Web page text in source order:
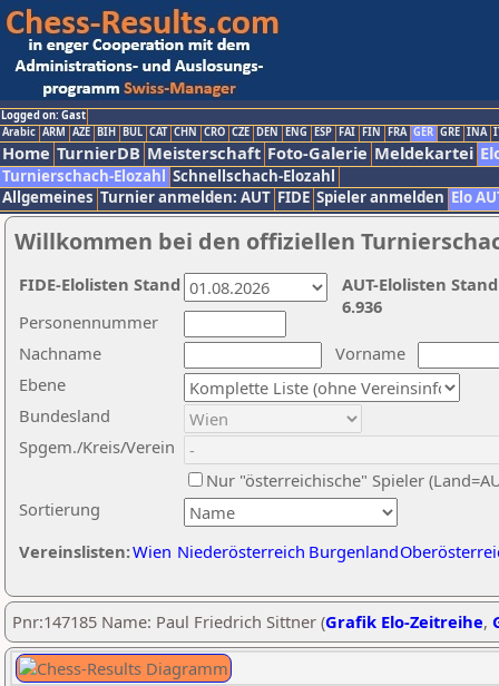
Logged on: Gast
Arabic ARM AZE BIH BUL CAT CHN CRO CZE DEN ENG ESP FAI FIN FRA GER GRE INA
Home TurnierDB Meisterschaft Foto-Galerie Meldekartei
Turnierschach-Elozahl Schnellschach-Elozahl
Allgemeines Turnier anmelden: AUT FIDE Spieler anmelden Elo
Willkommen bei den offiziellen
Nachname
Vorname
Ebene
Sortierung
Personennummer
Bundesland
Spgem./Kreis/Verein
Nur "österreichische" Spieler
Vereinslisten:Wien Niederösterreich Burgenland
AUT-Elolisten
6.936
FIDE-Elolisten Stand
Pnr:147185 Name: Paul Friedrich Sittner (Grafik Elo-Zeitreihe,